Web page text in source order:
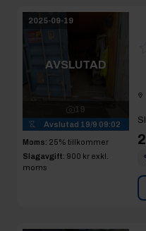
2025-09-19
AVSLUTAD
19
Avslutad 19/9 09:02
Moms: 25% tillkommer
Slagavgift: 900 kr exkl.
moms